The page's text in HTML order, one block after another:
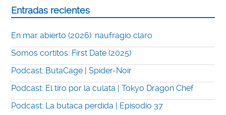
Entradas recientes
En mar abierto (2026): naufragio claro
Somos cortitos: First Date (2025)
Podcast: ButaCage | Spider-Noir
Podcast: El tiro por la culata | Tokyo Dragon Chef
Podcast: La butaca perdida | Episodio 37